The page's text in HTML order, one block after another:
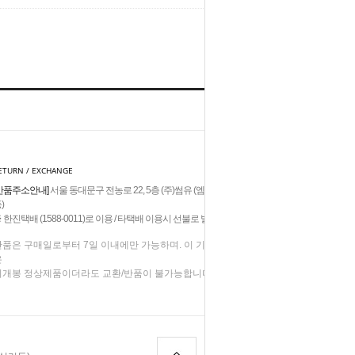
/ EXCHANGE
품주소안내] 서울 동대문구 전농로 22, 5층 (주)썸유 (엠제이빌딩,답십리
진택배 (1588-0011)로 이용 / 타택배 이용시 선불로 발송
품은 구매일로부터 7일 이내에만 가능하며. 이 기간이 지난 상품
개봉 정상제품이더라도 교환/반품이 불가능합니다.